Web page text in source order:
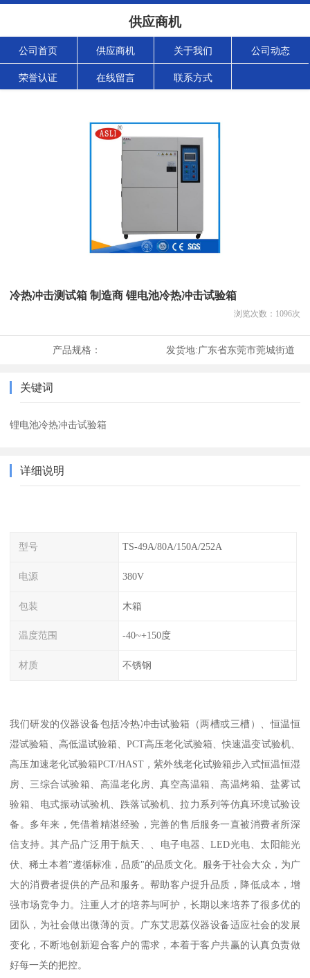
供应商机
公司首页 供应商机 关于我们 公司动态
荣誉认证 在线留言 联系方式
冷热冲击测试箱 制造商 锂电池冷热冲击试验箱
浏览次数： 1096次
产品规格： 发货地:广东省东莞市莞城街道
关键词
锂电池冷热冲击试验箱
详细说明
型号 TS-49A/80A/150A/252A
电源 380V
包装 木箱
温度范围 -40~+150度
材质 不锈钢
我们研发的仪器设备包括冷热冲击试验箱（两槽或三槽）、恒温恒
湿试验箱、高低温试验箱、PCT高压老化试验箱、快速温变试验机、
高压加速老化试验箱PCT/HAST，紫外线老化试验箱步入式恒温恒湿
房、三综合试验箱、高温老化房、真空高温箱、高温烤箱、盐雾试
验箱、电式振动试验机、跌落试验机、拉力系列等仿真环境试验设
备。多年来，凭借着精湛经验，完善的售后服务一直被消费者所深
信支持。其产品广泛用于航天、、电子电器、LED光电、太阳能光
伏、稀土本着"遵循标准，品质"的品质文化。服务于社会大众，为广
大的消费者提供的产品和服务。帮助客户提升品质，降低成本，增
强市场竞争力。注重人才的培养与呵护，长期以来培养了很多优的
团队，为社会做出微薄的贡。广东艾思荔仪器设备适应社会的发展
变化，不断地创新迎合客户的需求，本着于客户共赢的认真负责做
好每一关的把控。